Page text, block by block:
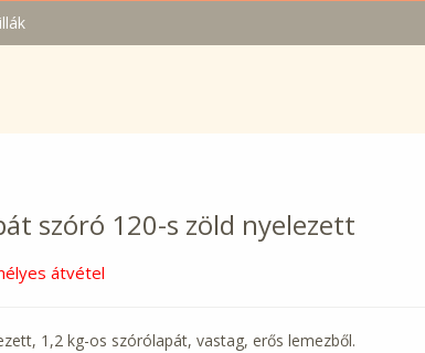
szóró 120-s zöld nyelezett
átvétel
1,2 kg-os szórólapát, vastag, erős lemezből.